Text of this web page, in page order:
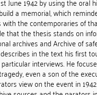
a memorial, which
the contemporaries of
that the thesis stands on
archives and Archive of
in the text his first
interviews. He
even a son of the
view on the event in